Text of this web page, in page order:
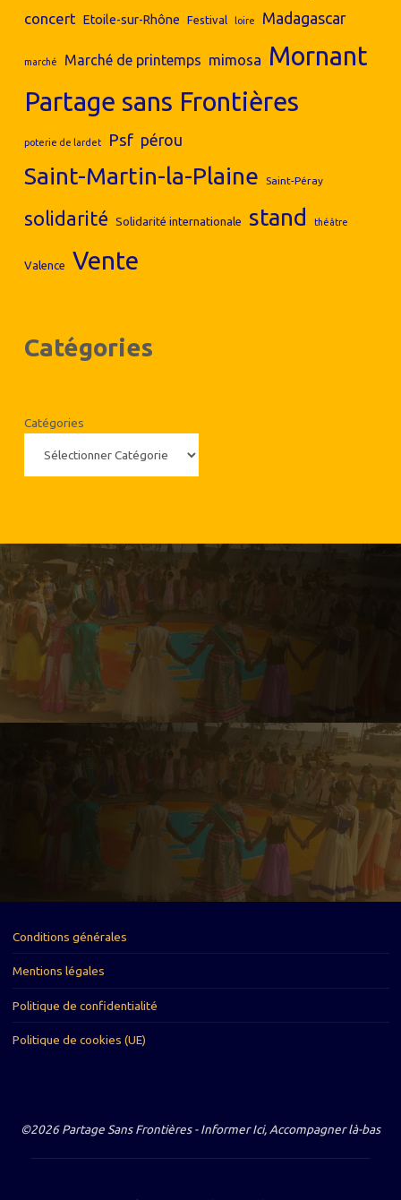
concert Etoile-sur-Rhône Festival loire Madagascar
marché Marché de printemps mimosa Mornant
Partage sans Frontières
poterie de lardet Psf pérou
Saint-Martin-la-Plaine Saint-Péray
solidarité Solidarité internationale stand théâtre
Valence Vente
Catégories
Catégories
Conditions générales
Mentions légales
Politique de confidentialité
Politique de cookies (UE)
©2026 Partage Sans Frontières - Informer Ici, Accompagner là-bas